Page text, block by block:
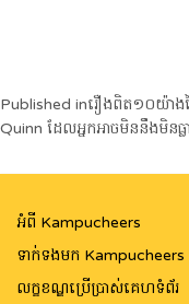
Post
navigation
Published inរឿងពិត១០យ៉ាងន
Quinn ដែលអ្នកអាចមិននឹងមិនធ្
អំពី Kampucheers
ទាក់ទងមក Kampucheers
លក្ខខណ្ឌប្រើប្រាស់គេហទំព័រ